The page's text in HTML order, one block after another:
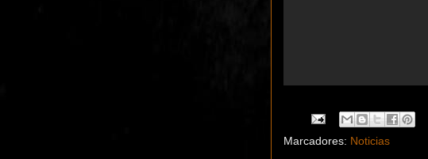
Marcadores: Noticias